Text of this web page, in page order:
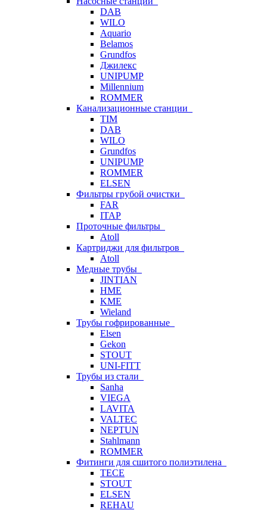
DAB
WILO
Aquario
Belamos
Grundfos
Джилекс
UNIPUMP
Millennium
ROMMER
Канализационные станции
TIM
DAB
WILO
Grundfos
UNIPUMP
ROMMER
ELSEN
Фильтры грубой очистки
FAR
ITAP
Проточные фильтры
Atoll
Картриджи для фильтров
Atoll
Медные трубы
JINTIAN
HME
KME
Wieland
Трубы гофрированные
Elsen
Gekon
STOUT
UNI-FITT
Трубы из стали
Sanha
VIEGA
LAVITA
VALTEC
NEPTUN
Stahlmann
ROMMER
Фитинги для сшитого полиэтилена
TECE
STOUT
ELSEN
REHAU